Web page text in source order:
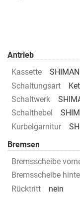
Antrieb
Kassette
Schaltungsart
Schaltwerk
Schalthebel
Kurbelgarnitur
Bremsen
Bremsscheibe
Bremsscheibe
Rücktritt
nein